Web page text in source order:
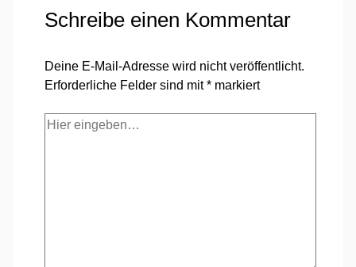
Schreibe einen Kommentar
Deine E-Mail-Adresse wird nicht veröffentlicht.
Erforderliche Felder sind mit* markiert
Hier